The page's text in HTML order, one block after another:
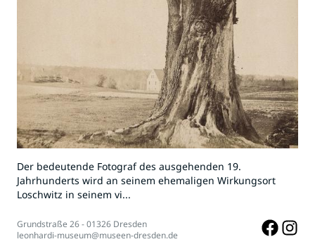
Der bedeutende Fotograf des ausgehenden 19.
Jahrhunderts wird an seinem ehemaligen Wirkungsort
Loschwitz in seinem vi...
Grundstraße 26 - 01326 Dresden
leonhardi-museum@museen-dresden.de